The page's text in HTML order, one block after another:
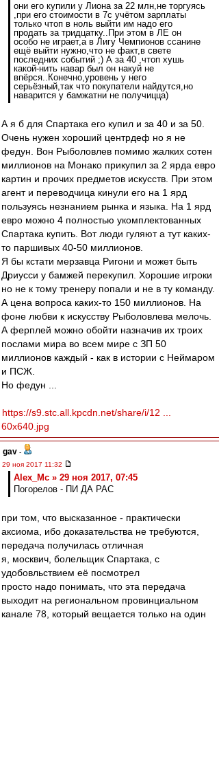
они его купили у Лиона за 22 млн,не торгуясь
,при его стоимости в 7с учётом зарплаты
только чтоп в ноль выйти им надо его
продать за тридцатку..При этом в ЛЕ он
особо не играет,а в Лигу Чемпионов ссанине
ещё выйти нужно,что не факт,в свете
последних событий ;) А за 40 ,чтоп хушь
какой-нить навар был он накуй не
впёрся..Конечно,уровень у него
серьёзный,так что покупатели найдутся,но
наварится у бамжатни не получицца)
А я б для Спартака его купил и за 40 и за 50.
Очень нужен хороший центрдеф но я не
федун. Вон Рыболовлев помимо жалких сотен
миллионов на Монако прикупил за 2 ярда евро
картин и прочих предметов искусств. При этом
агент и переводчица кинули его на 1 ярд
пользуясь незнанием рынка и языка. На 1 ярд
евро можно 4 полностью укомплектованных
Спартака купить. Вот люди гуляют а тут каких-
то паршивых 40-50 миллионов.
Я бы кстати мерзавца Ригони и может быть
Дриусси у бамжей перекупил. Хорошие игроки
но не к тому тренеру попали и не в ту команду.
А цена вопроса каких-то 150 миллионов. На
фоне любви к искусству Рыболовлева мелочь.
А ферплей можно обойти назначив их троих
послами мира во всем мире с ЗП 50
миллионов каждый - как в истории с Неймаром
и ПСЖ.
Но федун ...
https://s9.stc.all.kpcdn.net/share/i/12 ...
60x640.jpg
gav -
29 ноя 2017 11:32
Alex_Mc » 29 ноя 2017, 07:45
Погорелов - ПИ ДА РАС
при том, что высказанное - практически
аксиома, ибо доказательства не требуются,
передача получилась отличная
я, москвич, болельщик Спартака, с
удобовльствием её посмотрел
просто надо понимать, что эта передача
выходит на региональном провинциальном
канале 78, который вещается только на один